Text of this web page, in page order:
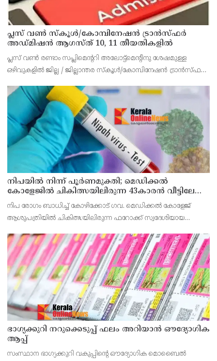
പ്ലസ് വൺ സ്‌കൂൾ/കോമ്പിനേഷൻ ട്രാൻസ്ഫർ
അഡ്മിഷൻ ആഗസ്ത് 10, 11 തീയതികളിൽ
പ്ലസ് വൺ രണ്ടാം സപ്ലിമെന്ററി അലോട്ട്‌മെന്റിനു ശേഷമുള്ള
ഒഴിവുകളിൽ ജില്ല / ജില്ലാന്തര സ്‌കൂൾ/കോമ്പിനേഷൻ ട്രാൻസ്ഫർ
വൈകിട്ട് 4 മണി വരെ നൽകിയിരുന്നു
നിപയിൽ നിന്ന് പൂർണമുക്തി; മെഡിക്കൽ
കോളേജിൽ ചികിത്സയിലിരുന്ന 43കാരൻ വീട്ടിലേക്ക്
മടങ്ങി
നിപ രോഗം ബാധിച്ച് കോഴിക്കോട് ഗവ. മെഡിക്കൽ കോളേജ്
ആശുപത്രിയിൽ ചികിത്സയിലിരുന്ന ഫറോക്ക് സ്വദേശിയായ
ഭാഗ്യക്കുറി നറുക്കെടുപ്പ് ഫലം അറിയാൻ ഔദ്യോഗിക
ആപ്പ്
സംസ്ഥാന ഭാഗ്യക്കുറി വകുപ്പിന്റെ ഔദ്യോഗിക മൊബൈൽ